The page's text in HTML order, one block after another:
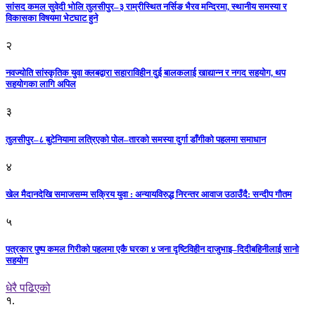
सांसद कमल सुवेदी भोलि तुलसीपुर–३ राम्रीस्थित नर्सिङ भैरव मन्दिरमा, स्थानीय समस्या र
विकासका विषयमा भेटघाट हुने
२
नवज्योति सांस्कृतिक युवा क्लबद्वारा सहाराविहीन दुई बालकलाई खाद्यान्न र नगद सहयोग, थप
सहयोगका लागि अपिल
३
तुलसीपुर–८ बुटेनियामा लत्रिएको पोल–तारको समस्या दुर्गा डाँगीको पहलमा समाधान
४
खेल मैदानदेखि समाजसम्म सक्रिय युवा : अन्यायविरुद्ध निरन्तर आवाज उठाउँदै: सन्दीप गौतम
५
पत्रकार पुष्प कमल गिरीको पहलमा एकै घरका ४ जना दृष्टिविहीन दाजुभाइ–दिदीबहिनीलाई सानो
सहयोग
धेरै पढिएको
१.